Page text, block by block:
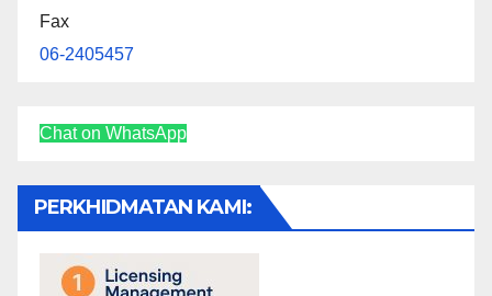
Fax
06-2405457
Chat on WhatsApp
PERKHIDMATAN KAMI: